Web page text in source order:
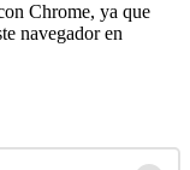
Chrome, ya que
navegador en